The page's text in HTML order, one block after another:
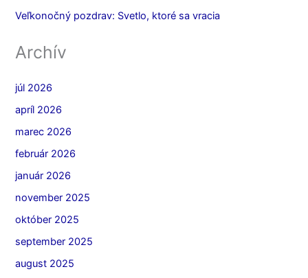
Veľkonočný pozdrav: Svetlo, ktoré sa vracia
Archív
júl 2026
apríl 2026
marec 2026
február 2026
január 2026
november 2025
október 2025
september 2025
august 2025